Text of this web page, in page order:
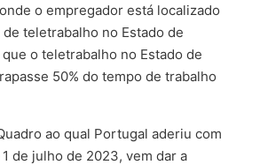
o empregador está localizado
teletrabalho no Estado de
o teletrabalho no Estado de
50% do tempo de trabalho
ao qual Portugal aderiu com
de julho de 2023, vem dar a